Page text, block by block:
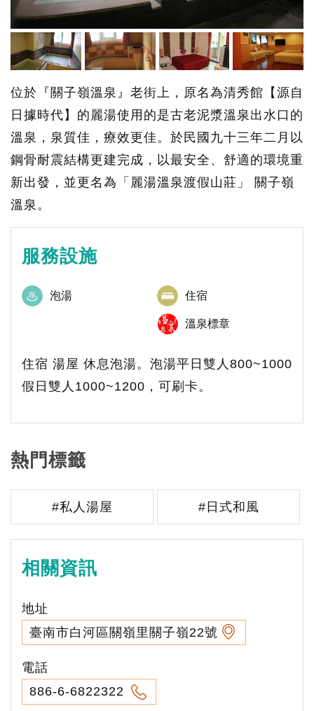
位於『關子嶺溫泉』老街上，原名為清秀館【源自
日據時代】的麗湯使用的是古老泥漿溫泉出水口的
溫泉，泉質佳，療效更佳。於民國九十三年二月以
鋼骨耐震結構更建完成，以最安全、舒適的環境重
新出發，並更名為「麗湯溫泉渡假山莊」 關子嶺
溫泉。
服務設施
泡湯 住宿
溫泉標章
住宿 湯屋 休息泡湯。泡湯平日雙人800~1000
假日雙人1000~1200，可刷卡。
熱門標籤
#私人湯屋 #日式和風
相關資訊
地址
臺南市白河區關嶺里關子嶺22號
電話
886-6-6822322